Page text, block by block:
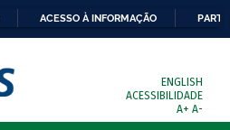
ACESSO À INFORMAÇÃO
ENGLISH
ACESSIBILIDADE
A+ A-